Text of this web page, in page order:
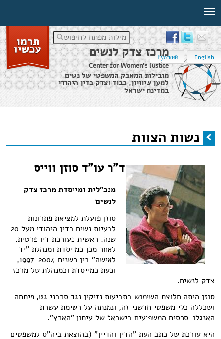
מילות מפתח לחיפוש
English
Русский
מרכז צדק לנשים
Center for Women's Justice
מובילות המאבק המשפטי של נשים
למען שיוויון, כבוד וצדק בדין היהודי
במדינת ישראל
הינך נמצא כאן
נשות הצוות
ד"ר עו"ד סוזן ווייס
מנכ"לית ומייסדת מרכז צדק
לנשים
סוזן פועלת למציאת פתרונות
לבעיות נשים בדין היהודי מעל 20
שנה. ראשית כעורכת דין פרטית,
לאחר מכן כמייסדת ומנהלת "יד
לאישה" בין השנים 1997-2004,
וכעת כמייסדת וכמנהלת של מרכז
צדק לנשים.
סוזן היתה חלוצת השימוש בתביעות נזיקין נגד סרבני גט, פיתחה
ושכללה כלי משפטי חדשני זה, ונמנתה על רשימת עשרת
האנגלו-סכסים המשפיעים בישראל של עיתון "הארץ".
היא עורכת של כתב העת "הדין והדיין" (בהוצאת ביה"ס למשפטים